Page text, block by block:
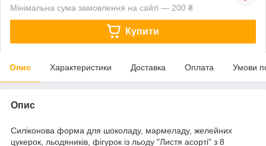
Мінімальна сума замовлення на сайті — 200 ₴
Купити
Опис Характеристики Доставка Оплата Умови
Опис
Силіконова форма для шоколаду, мармеладу, желейних
цукерок, льодяників, фігурок із льоду "Листя асорті" з 8